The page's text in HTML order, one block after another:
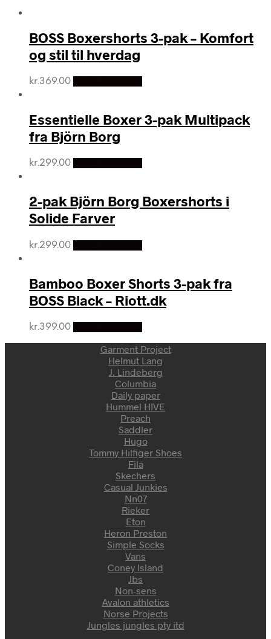
BOSS Boxershorts 3-pak – Komfort
og stil til hverdag
kr.369.00
Essentielle Boxer 3-pak Multipack
fra Björn Borg
kr.299.00
2-pak Björn Borg Boxershorts i
Solide Farver
kr.299.00
Bamboo Boxer Shorts 3-pak fra
BOSS Black – Riott.dk
kr.399.00
Garment Project
Helmut Lang
J. Lindeberg
Columbia
Daily paper
Hummel HIVE
Preach
Saddler
Hugo
Tommy Hilfiger Shoes
Fila
Skechers
Casual Junkies
Nn07
Rieker
Eton
Heron Preston
Simple Socks
Vans
Coney Island
Jbs
Non-sens
Avalon athletics
Norse Projects
Jungles jungles pty itd